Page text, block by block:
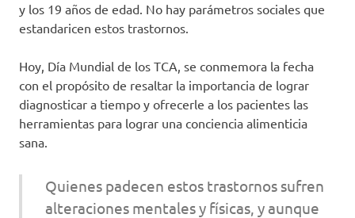
y los 19 años de edad. No hay parámetros sociales que
estandaricen estos trastornos.
Hoy, Día Mundial de los TCA, se conmemora la fecha
con el propósito de resaltar la importancia de lograr
diagnosticar a tiempo y ofrecerle a los pacientes las
herramientas para lograr una conciencia alimenticia
sana.
Quienes padecen estos trastornos sufren
alteraciones mentales y físicas, y aunque